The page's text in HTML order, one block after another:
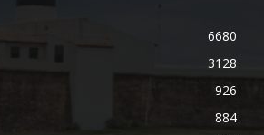
6680
3128
926
884